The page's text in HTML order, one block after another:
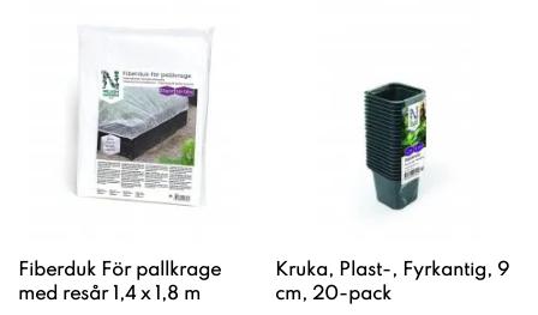
Fiberduk För pallkrage
med resår 1,4 x 1,8 m
Kruka, Plast-, Fyrkantig, 9
cm, 20-pack